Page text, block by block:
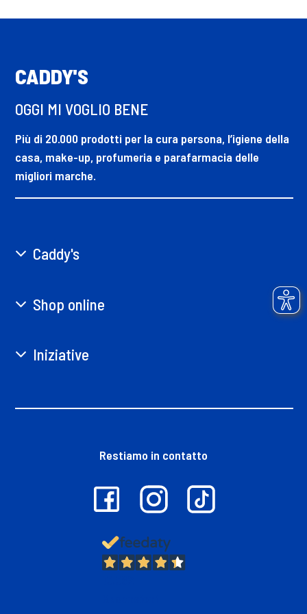
CADDY'S
OGGI MI VOGLIO BENE
Più di 20.000 prodotti per la cura persona, l’igiene della
casa, make-up, profumeria e parafarmacia delle
migliori marche.
Caddy's
Shop online
Iniziative
Restiamo in contatto